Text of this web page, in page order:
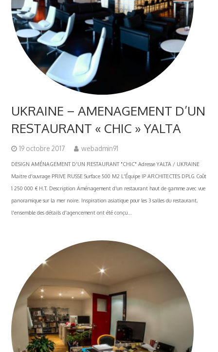
UKRAINE – AMENAGEMENT D’UN
RESTAURANT « CHIC » YALTA
19 octobre 2017 webadmin91
DESIGN AMÉNAGEMENT D'UN RESTAURANT "CHIC" Adresse YALTA / UKRAINE
Maitre d'ouvrage PRIVE RUSSE Surface 500 M2 L'Équipe IP ARCHITECTES DPLG Coût
1 250 000 € H.T. Description Aménagement d'un restaurant haut de gamme avec vue
panoramique sur la mer noire. Inspiration asiatique pour les 3 salles du restaurant,
l'ensemble des détails d'agencement ont été conçu...